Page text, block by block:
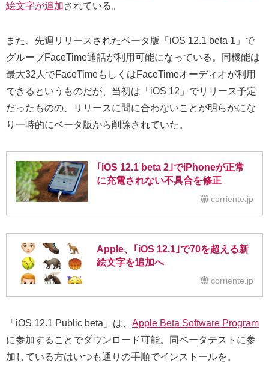
絵文字が追加されている。
また、先週リリースされたベータ版「iOS 12.1 beta 1」で
グループFaceTime通話が利用可能になっている。同機能は
最大32人でFaceTimeもしくはFaceTimeオーディオが利用
できるというものだが、当初は「iOS 12」でリリース予定
だったものの、リリースに間に合わないことが明らかにな
り一時的にベータ版から削除されていた。
｢iOS 12.1 beta 2｣でiPhoneが正常
に充電されない不具合を修正
corriente.jp
Apple、｢iOS 12.1｣で70を超える新
絵文字を追加へ
corriente.jp
「iOS 12.1 Public beta」は、 Apple Beta Software Program
に参加することでダウンロード可能。同ベータテストに参
加している方はいつも通りの手順でインストールを。